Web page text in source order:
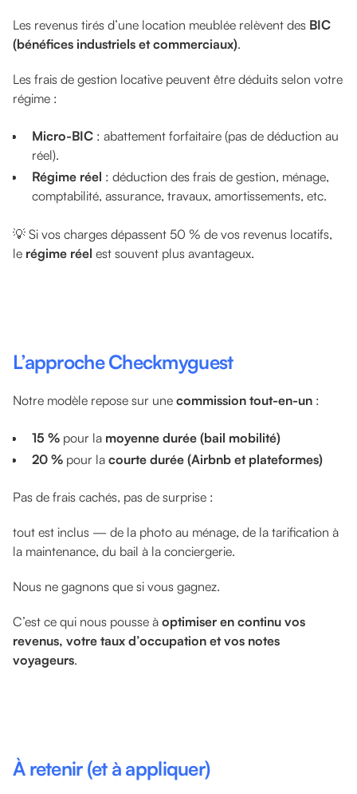
Les revenus tirés d’une location meublée relèvent des BIC
(bénéfices industriels et commerciaux).
Les frais de gestion locative peuvent être déduits selon votre
régime :
Micro-BIC : abattement forfaitaire (pas de déduction au
réel).
Régime réel : déduction des frais de gestion, ménage,
comptabilité, assurance, travaux, amortissements, etc.
💡 Si vos charges dépassent 50 % de vos revenus locatifs,
le régime réel est souvent plus avantageux.
L’approche Checkmyguest
Notre modèle repose sur une commission tout-en-un :
15 % pour la moyenne durée (bail mobilité)
20 % pour la courte durée (Airbnb et plateformes)
Pas de frais cachés, pas de surprise :
tout est inclus — de la photo au ménage, de la tarification à
la maintenance, du bail à la conciergerie.
Nous ne gagnons que si vous gagnez.
C’est ce qui nous pousse à optimiser en continu vos
revenus, votre taux d’occupation et vos notes
voyageurs.
À retenir (et à appliquer)